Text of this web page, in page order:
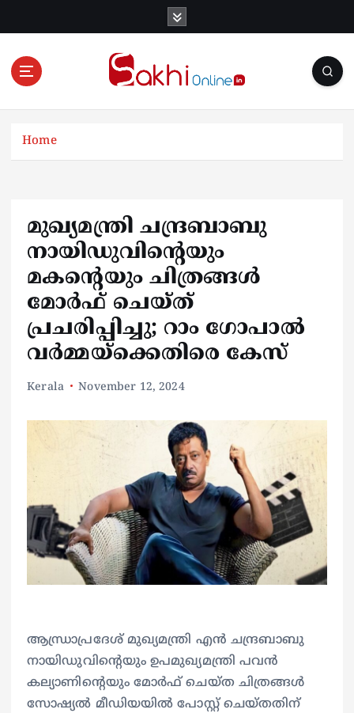
Online News Portal
Home
മുഖ്യമന്ത്രി ചന്ദ്രബാബു
നായിഡുവിന്റെയും
മകന്റെയും ചിത്രങ്ങൾ
മോർഫ് ചെയ്ത്
പ്രചരിപ്പിച്ചു; റാം ഗോപാൽ
വർമ്മയ്‌ക്കെതിരെ കേസ്
Kerala November 12, 2024
ആന്ധ്രാപ്രദേശ് മുഖ്യമന്ത്രി എൻ ചന്ദ്രബാബു
നായിഡുവിൻ്റെയും ഉപമുഖ്യമന്ത്രി പവൻ
കല്യാണിൻ്റെയും മോർഫ് ചെയ്ത ചിത്രങ്ങൾ
സോഷ്യൽ മീഡിയയിൽ പോസ്റ്റ് ചെയ്തതിന്